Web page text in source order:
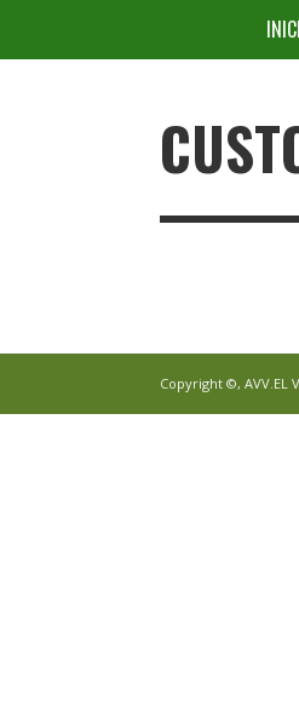
Copyright ©, AVV.EL